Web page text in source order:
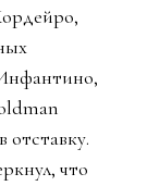
отставку.
что